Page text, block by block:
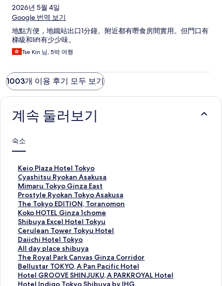
2026년 5월 4일
Google 번역 보기
地點方便，地鐵站出口1分鐘。附近都有嘢食房間實用。但門口有
梯級和lift有少少味。
Tse Kin 님, 5박 여행
1003개 이용 후기 모두 보기
계속 둘러보기
숙소
Keio Plaza Hotel Tokyo
K
e
i
o
P
l
a
z
a
H
o
t
e
l
Cyashitsu Ryokan Asakusa
C
y
a
s
h
i
t
s
u
R
y
o
k
Mimaru Tokyo Ginza East
M
i
m
a
r
u
T
o
k
y
o
G
Prostyle Ryokan Tokyo Asakusa
P
r
o
s
t
y
l
e
R
y
o
The Tokyo EDITION, Toranomon
T
h
e
T
o
k
y
o
E
D
Koko HOTEL Ginza 1chome
K
o
k
o
H
O
T
E
L
Shibuya Excel Hotel Tokyu
S
h
i
b
u
y
a
E
Cerulean Tower Tokyu Hotel
C
e
r
u
l
e
a
Daiichi Hotel Tokyo
D
a
i
i
c
h
All day place shibuya
A
l
l
d
a
The Royal Park Canvas Ginza Corridor
T
h
e
R
Bellustar TOKYO, A Pan Pacific Hotel
B
e
l
Hotel GROOVE SHINJUKU, A PARKROYAL Hotel
H
o
Hotel Indigo Tokyo Shibuya by IHG
H